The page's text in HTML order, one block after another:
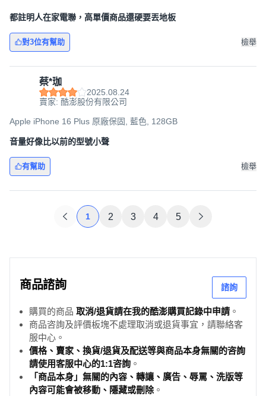
都註明人在家電聯，高單價商品還硬要丟地板
對3位有幫助 檢舉
蔡*珈
2025.08.24
賣家: 酷澎股份有限公司
Apple iPhone 16 Plus 原廠保固, 藍色, 128GB
音量好像比以前的型號小聲
有幫助 檢舉
1 2 3 4 5
商品諮詢 諮詢
購買的商品 取消/退貨請在我的酷澎購買記錄中申請 。
商品咨詢及評價板塊不處理取消或退貨事宜，請聯絡客
服中心。
價格、賣家、換貨/退貨及配送等與商品本身無關的咨詢
請使用客服中心的1:1咨詢 。
「商品本身」無關的內容、轉讓、廣告、辱罵、洗版等
內容可能會被移動、隱藏或刪除。